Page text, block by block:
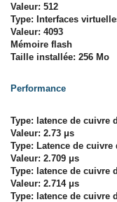
Valeur: 512
Type: Interfaces
Valeur: 4093
Mémoire flash
Taille installée: 256 Mo
Performance
Type: latence de cuivre
Valeur: 2.73 μs
Type: Latence de cuivre
Valeur: 2.709 μs
Type: latence de cuivre
Valeur: 2.714 μs
Type: latence de cuivre